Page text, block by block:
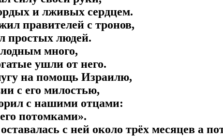
и лживых сердцем.
правителей с тронов,
простых людей.
много,
ушли от него.
на помощь Израилю,
с его милостью,
с нашими отцами:
потомками».
с ней около трёх месяцев а